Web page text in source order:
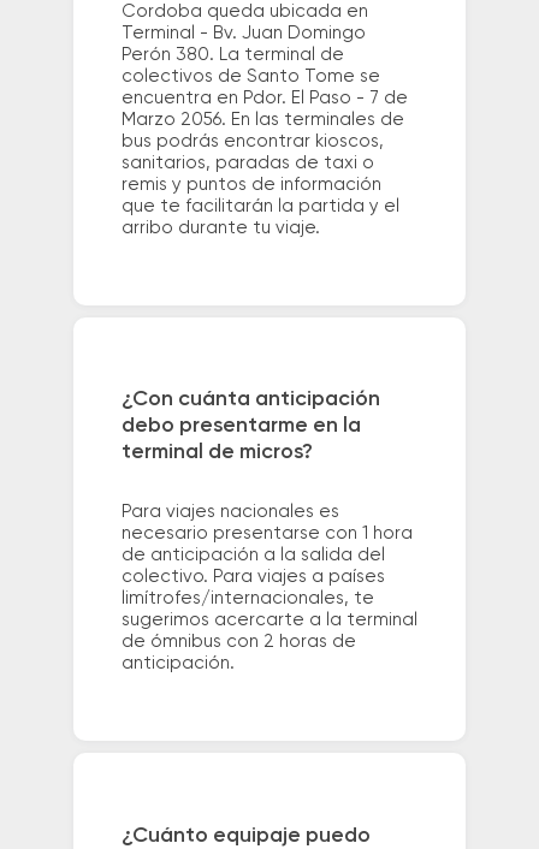
Cordoba queda ubicada en
Terminal - Bv. Juan Domingo
Perón 380. La terminal de
colectivos de Santo Tome se
encuentra en Pdor. El Paso - 7 de
Marzo 2056. En las terminales de
bus podrás encontrar kioscos,
sanitarios, paradas de taxi o
remis y puntos de información
que te facilitarán la partida y el
arribo durante tu viaje.
¿Con cuánta anticipación
debo presentarme en la
terminal de micros?
Para viajes nacionales es
necesario presentarse con 1 hora
de anticipación a la salida del
colectivo. Para viajes a países
limítrofes/internacionales, te
sugerimos acercarte a la terminal
de ómnibus con 2 horas de
anticipación.
¿Cuánto equipaje puedo